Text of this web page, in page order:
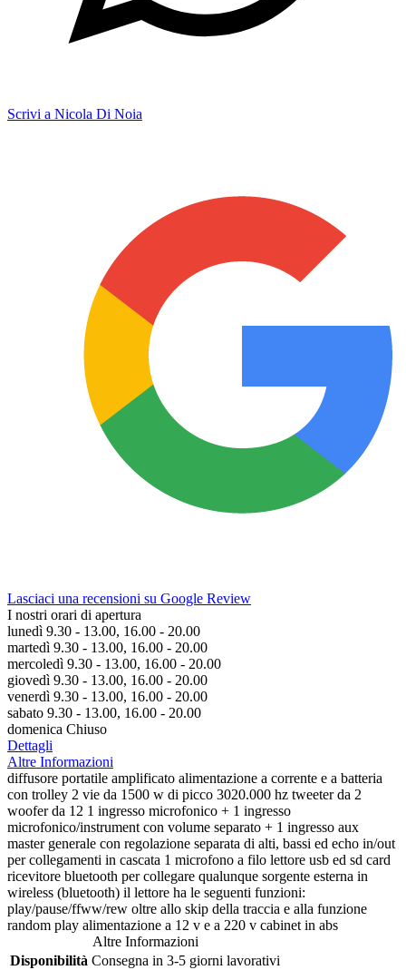
Scrivi a Nicola Di Noia
Lasciaci una recensioni su Google Review
I nostri orari di apertura
lunedì 9.30 - 13.00, 16.00 - 20.00
martedì 9.30 - 13.00, 16.00 - 20.00
mercoledì 9.30 - 13.00, 16.00 - 20.00
giovedì 9.30 - 13.00, 16.00 - 20.00
venerdì 9.30 - 13.00, 16.00 - 20.00
sabato 9.30 - 13.00, 16.00 - 20.00
domenica Chiuso
Dettagli
Altre Informazioni
diffusore portatile amplificato alimentazione a corrente e a batteria
con trolley 2 vie da 1500 w di picco 3020.000 hz tweeter da 2
woofer da 12 1 ingresso microfonico + 1 ingresso
microfonico/instrument con volume separato + 1 ingresso aux
master generale con regolazione separata di alti, bassi ed echo in/out
per collegamenti in cascata 1 microfono a filo lettore usb ed sd card
ricevitore bluetooth per collegare qualunque sorgente esterna in
wireless (bluetooth) il lettore ha le seguenti funzioni:
play/pause/ffww/rew oltre allo skip della traccia e alla funzione
random play alimentazione a 12 v e a 220 v cabinet in abs
Altre Informazioni
Disponibilità Consegna in 3-5 giorni lavorativi